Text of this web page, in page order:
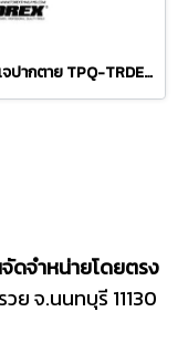
ชุดประแจปากตาย TPQ-TRDES8
ดจำหน่ายโดยตรง
ย จ.นนทบุรี 11130